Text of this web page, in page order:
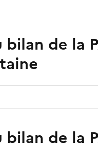
de la
de la